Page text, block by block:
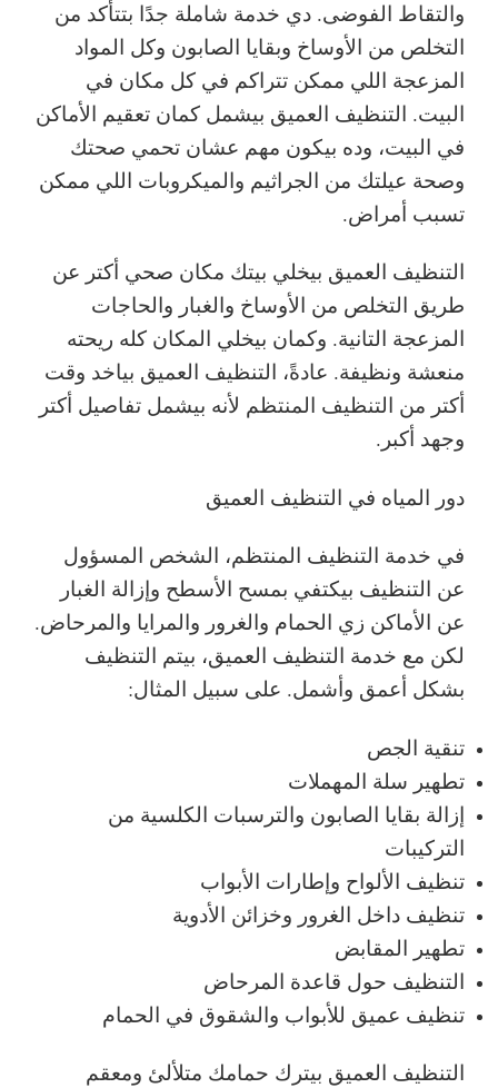
والتقاط الفوضى. دي خدمة شاملة جدًا بتتأكد من
التخلص من الأوساخ وبقايا الصابون وكل المواد
المزعجة اللي ممكن تتراكم في كل مكان في
البيت. التنظيف العميق بيشمل كمان تعقيم الأماكن
في البيت، وده بيكون مهم عشان تحمي صحتك
وصحة عيلتك من الجراثيم والميكروبات اللي ممكن
تسبب أمراض.
التنظيف العميق بيخلي بيتك مكان صحي أكتر عن
طريق التخلص من الأوساخ والغبار والحاجات
المزعجة التانية. وكمان بيخلي المكان كله ريحته
منعشة ونظيفة. عادةً، التنظيف العميق بياخد وقت
أكتر من التنظيف المنتظم لأنه بيشمل تفاصيل أكتر
وجهد أكبر.
دور المياه في التنظيف العميق
في خدمة التنظيف المنتظم، الشخص المسؤول
عن التنظيف بيكتفي بمسح الأسطح وإزالة الغبار
عن الأماكن زي الحمام والغرور والمرايا والمرحاض.
لكن مع خدمة التنظيف العميق، بيتم التنظيف
بشكل أعمق وأشمل. على سبيل المثال:
تنقية الجص
تطهير سلة المهملات
إزالة بقايا الصابون والترسبات الكلسية من
التركيبات
تنظيف الألواح وإطارات الأبواب
تنظيف داخل الغرور وخزائن الأدوية
تطهير المقابض
التنظيف حول قاعدة المرحاض
تنظيف عميق للأبواب والشقوق في الحمام
التنظيف العميق بيترك حمامك متلألئ ومعقم